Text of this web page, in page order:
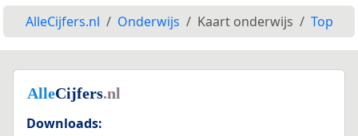
AlleCijfers.nl Onderwijs Kaart onderwijs Top
Downloads: